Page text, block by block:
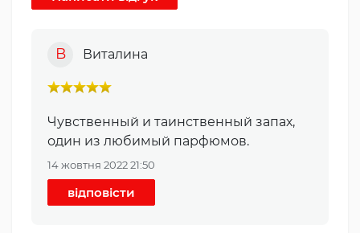
В Виталина
Чувственный и таинственный запах,
один из любимый парфюмов.
14 жовтня 2022 21:50
відповісти